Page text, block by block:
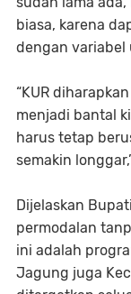
biasa, karena
dengan variabel
“KUR
menjadi bantal
harus tetap
semakin
Dijelaskan
permodalan
ini adalah
Jagung juga